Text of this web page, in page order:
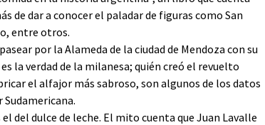
de dar a conocer el paladar de figuras como San
entre otros.
por la Alameda de la ciudad de Mendoza con su
la verdad de la milanesa; quién creó el revuelto
el alfajor más sabroso, son algunos de los datos
del dulce de leche. El mito cuenta que Juan Lavalle